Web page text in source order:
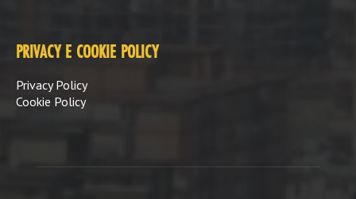
PRIVACY E COOKIE POLICY
Privacy Policy
Cookie Policy